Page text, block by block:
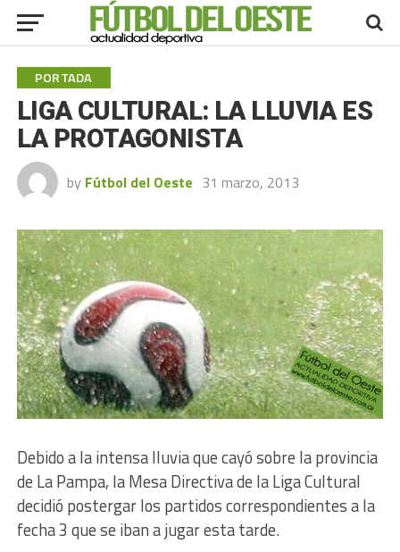
PORTADA
LIGA CULTURAL: LA LLUVIA ES
LA PROTAGONISTA
by Fútbol del Oeste 31 marzo, 2013
Debido a la intensa lluvia que cayó sobre la provincia
de La Pampa, la Mesa Directiva de la Liga Cultural
decidió postergar los partidos correspondientes a la
fecha 3 que se iban a jugar esta tarde.